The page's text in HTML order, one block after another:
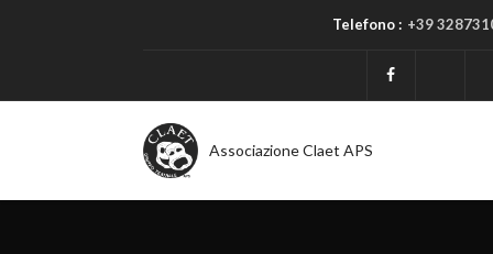
Telefono : +39
Associazione Claet APS